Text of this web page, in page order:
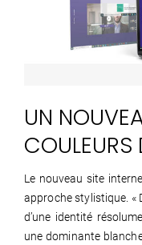
UN
COULEURS
Le nouveau site
approche stylistique. «
d’une identité
une dominante